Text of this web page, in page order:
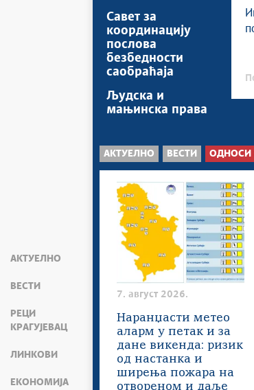
АКТУЕЛНО
ВЕСТИ
РЕЦИ
КРАГУЈЕВАЦ
ЛИНКОВИ
ЕКОНОМИЈА
Савет за
координацију
послова
безбедности
саобраћаја
Људска и
мањинска права
АКТУЕЛНО ВЕСТИ ОДНОСИ
7. август 2026.
Наранџасти метео
аларм у петак и за
дане викенда: ризик
од настанка и
ширења пожара на
отвореном и даље